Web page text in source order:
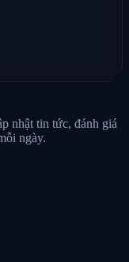
nhật tin tức, đánh giá
ngày.